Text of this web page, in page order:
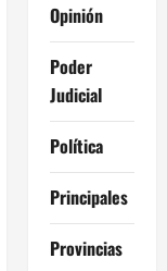
Opinión
Poder
Judicial
Política
Principales
Provincias